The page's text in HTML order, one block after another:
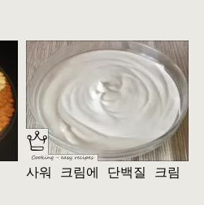
사워 크림에 단백질 크림